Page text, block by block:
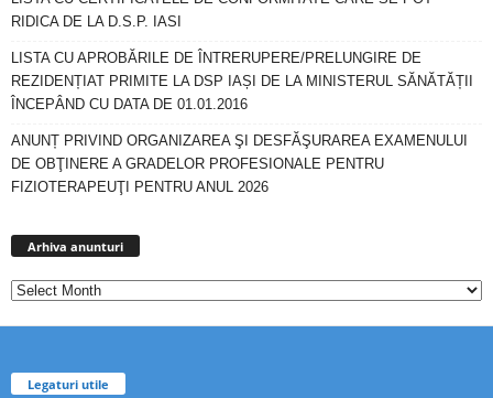
RIDICA DE LA D.S.P. IASI
LISTA CU APROBĂRILE DE ÎNTRERUPERE/PRELUNGIRE DE
REZIDENȚIAT PRIMITE LA DSP IAȘI DE LA MINISTERUL SĂNĂTĂȚII
ÎNCEPÂND CU DATA DE 01.01.2016
ANUNȚ PRIVIND ORGANIZAREA ŞI DESFĂŞURAREA EXAMENULUI
DE OBŢINERE A GRADELOR PROFESIONALE PENTRU
FIZIOTERAPEUŢI PENTRU ANUL 2026
Arhiva anunturi
Legaturi utile